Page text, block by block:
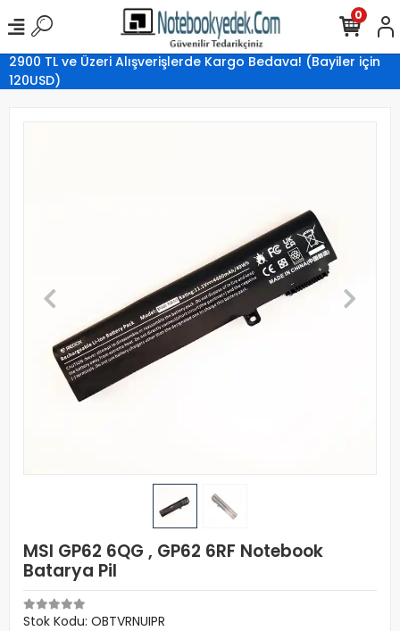
2900 TL ve Üzeri Alışverişlerde Kargo Bedava! (Bayiler için
120USD)
0
MSI GP62 6QG , GP62 6RF Notebook
Batarya Pil
Stok Kodu: OBTVRNUIPR